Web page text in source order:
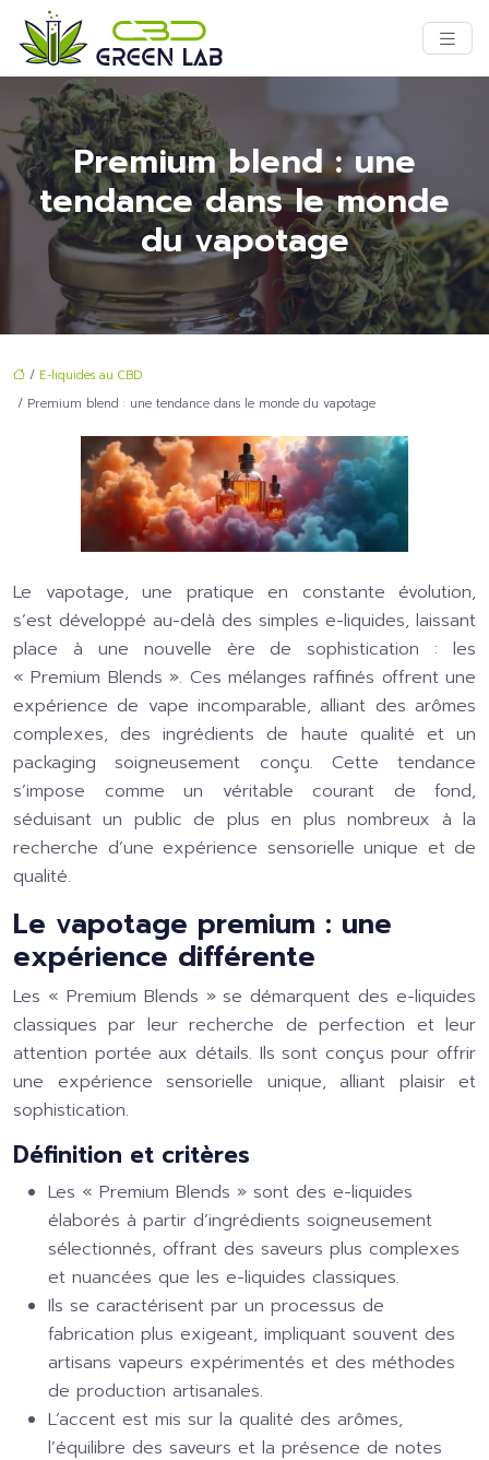
Premium blend : une
tendance dans le monde
du vapotage
/ E-liquides au CBD
/ Premium blend : une tendance dans le monde du vapotage
Le vapotage, une pratique en constante évolution,
s’est développé au-delà des simples e-liquides, laissant
place à une nouvelle ère de sophistication : les
« Premium Blends ». Ces mélanges raffinés offrent une
expérience de vape incomparable, alliant des arômes
complexes, des ingrédients de haute qualité et un
packaging soigneusement conçu. Cette tendance
s’impose comme un véritable courant de fond,
séduisant un public de plus en plus nombreux à la
recherche d’une expérience sensorielle unique et de
qualité.
Le vapotage premium : une
expérience différente
Les « Premium Blends » se démarquent des e-liquides
classiques par leur recherche de perfection et leur
attention portée aux détails. Ils sont conçus pour offrir
une expérience sensorielle unique, alliant plaisir et
sophistication.
Définition et critères
Les « Premium Blends » sont des e-liquides
élaborés à partir d’ingrédients soigneusement
sélectionnés, offrant des saveurs plus complexes
et nuancées que les e-liquides classiques.
Ils se caractérisent par un processus de
fabrication plus exigeant, impliquant souvent des
artisans vapeurs expérimentés et des méthodes
de production artisanales.
L’accent est mis sur la qualité des arômes,
l’équilibre des saveurs et la présence de notes